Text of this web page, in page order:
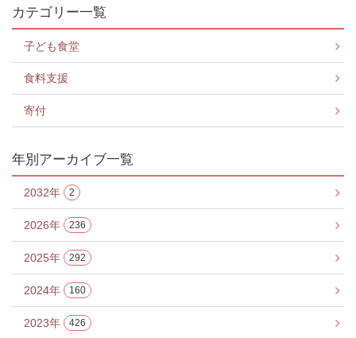
カテゴリー一覧
子ども食堂
食料支援
寄付
年別アーカイブ一覧
2032年 2
2026年 236
2025年 292
2024年 160
2023年 426